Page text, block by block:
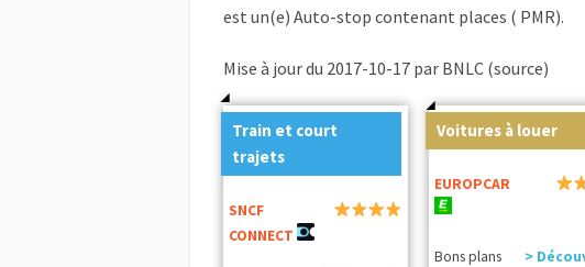
est un(e) Auto-stop contenant places ( PMR).
Mise à jour du 2017-10-17 par BNLC (source)
Train et court
trajets
SNCF
CONNECT
Voitures à louer
EUROPCAR
Bons plans
>